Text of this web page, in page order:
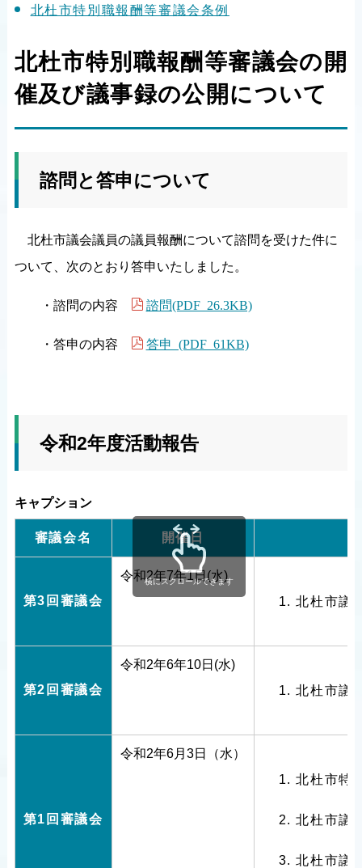
北杜市特別職報酬等審議会条例
北杜市特別職報酬等審議会の開
催及び議事録の公開について
諮問と答申について
北杜市議会議員の議員報酬について諮問を受けた件に
ついて、次のとおり答申いたしました。
・諮問の内容 諮問(PDF 26.3KB)
・答申の内容 答申 (PDF 61KB)
令和2年度活動報告
キャプション
審議会名 開催日
第3回審議会
令和2年7年1日(水)
北杜市議
第2回審議会
令和2年6年10日(水)
北杜市議
第1回審議会
令和2年6月3日（水）
北杜市特
北杜市議
北杜市議
横にスクロールできます